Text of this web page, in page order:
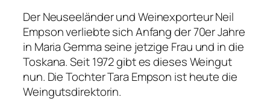
Der Neuseeländer und Weinexporteur Neil
Empson verliebte sich Anfang der 70er Jahre
in Maria Gemma seine jetzige Frau und in die
Toskana. Seit 1972 gibt es dieses Weingut
nun. Die Tochter Tara Empson ist heute die
Weingutsdirektorin.